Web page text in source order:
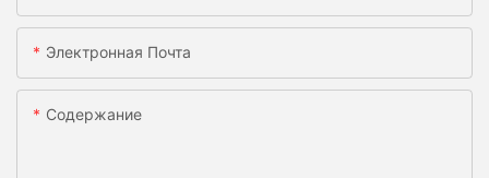
Электронная Почта
Содержание